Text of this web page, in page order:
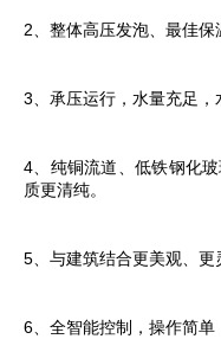
2、 整体高压发泡、最佳保
3、 承压运行，水量充足，
4、 纯铜流道、低铁钢化
质更清纯。
5、 与建筑结合更美观、更
6、 全智能控制，操作简单